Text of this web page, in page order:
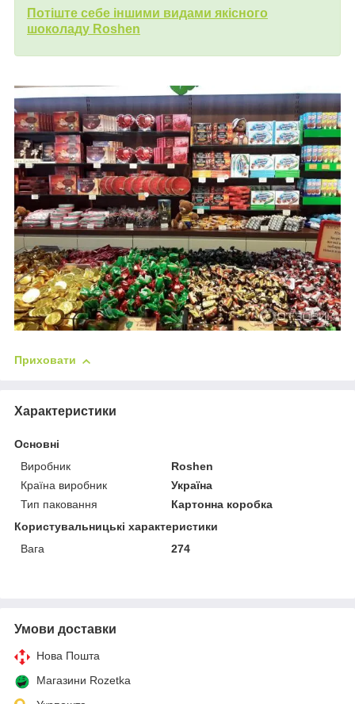
Потіште себе іншими видами якісного
шоколаду Roshen
Приховати
Характеристики
Основні
Виробник
Roshen
Країна виробник
Україна
Тип паковання
Картонна коробка
Користувальницькі характеристики
Вага
274
Умови доставки
Нова Пошта
Магазини Rozetka